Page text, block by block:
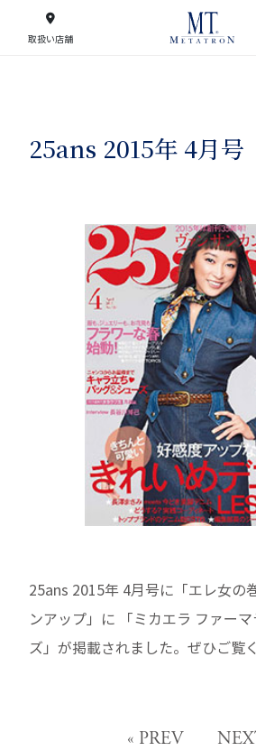
取扱い店舗
25ans 2015年 4月号
25ans 2015年 4月号に「エレ女の
ンアップ」に 「ミカエラ ファー
ズ」が掲載されました。ぜひご覧
« PREV